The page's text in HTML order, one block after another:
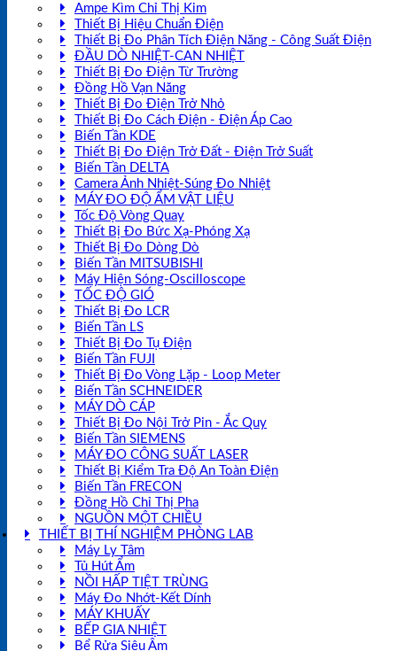
Ampe Kìm Chỉ Thị Kim
Thiết Bị Hiệu Chuẩn Điện
Thiết Bị Đo Phân Tích Điện Năng - Công Suất Điện
ĐẦU DÒ NHIỆT-CAN NHIỆT
Thiết Bị Đo Điện Từ Trường
Đồng Hồ Vạn Năng
Thiết Bị Đo Điện Trở Nhỏ
Thiết Bị Đo Cách Điện - Điện Áp Cao
Biến Tần KDE
Thiết Bị Đo Điện Trở Đất - Điện Trở Suất
Biến Tần DELTA
Camera Ảnh Nhiệt-Súng Đo Nhiệt
MÁY ĐO ĐỘ ẨM VẬT LIỆU
Tốc Độ Vòng Quay
Thiết Bị Đo Bức Xạ-Phóng Xạ
Thiết Bị Đo Dòng Dò
Biến Tần MITSUBISHI
Máy Hiện Sóng-Oscilloscope
TỐC ĐỘ GIÓ
Thiết Bị Đo LCR
Biến Tần LS
Thiết Bị Đo Tụ Điện
Biến Tần FUJI
Thiết Bị Đo Vòng Lặp - Loop Meter
Biến Tần SCHNEIDER
MÁY DÒ CÁP
Thiết Bị Đo Nội Trở Pin - Ắc Quy
Biến Tần SIEMENS
MÁY ĐO CÔNG SUẤT LASER
Thiết Bị Kiểm Tra Độ An Toàn Điện
Biến Tần FRECON
Đồng Hồ Chỉ Thị Pha
NGUỒN MỘT CHIỀU
THIẾT BỊ THÍ NGHIỆM PHÒNG LAB
Máy Ly Tâm
Tủ Hút Ẩm
NỒI HẤP TIỆT TRÙNG
Máy Đo Nhớt-Kết Dính
MÁY KHUẤY
BẾP GIA NHIỆT
Bể Rửa Siêu Âm